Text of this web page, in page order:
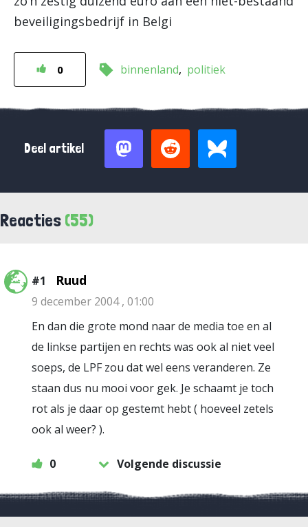
beveiligingsbedrijf in Belgi
0 binnenland politiek
Deel artikel
Reacties (55)
#1 Ruud
9 december 2004 , 01:00
En dan die grote mond naar de media toe en al
de linkse partijen en rechts was ook al niet veel
soeps, de LPF zou dat wel eens veranderen. Ze
staan dus nu mooi voor gek. Je schaamt je toch
rot als je daar op gestemt hebt ( hoeveel zetels
ook al weer? ).
0 Volgende discussie